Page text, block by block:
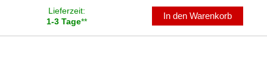
Lieferzeit:
1-3 Tage**
In den Warenkorb